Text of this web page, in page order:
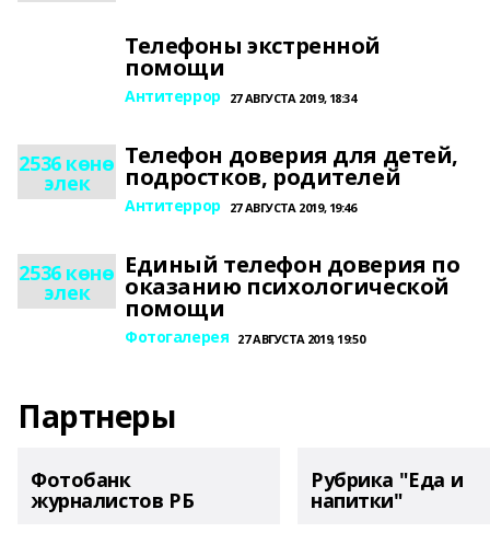
Телефоны экстренной
помощи
Антитеррор 27 АВГУСТА 2019, 18:34
2536 көнө
элек
Телефон доверия для детей,
подростков, родителей
Антитеррор 27 АВГУСТА 2019, 19:46
2536 көнө
элек
Единый телефон доверия по
оказанию психологической
помощи
Фотогалерея 27 АВГУСТА 2019, 19:50
Партнеры
Фотобанк
журналистов РБ
Рубрика "Еда и
напитки"